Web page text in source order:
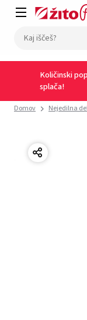
Količinski
splača!
Domov Nejedilna